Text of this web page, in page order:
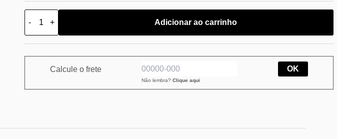
- + Adicionar ao carrinho
Calcule o frete
Não lembra?Clique aqui
OK